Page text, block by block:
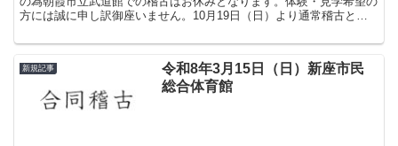
方には誠に申し訳御座いません。10月19日（日）より通常稽古とな
新規記事
令和8年3月15日（日）新座市民
総合体育館